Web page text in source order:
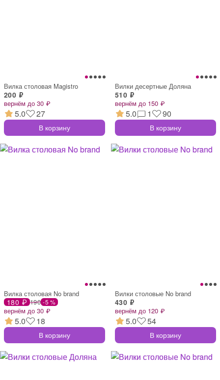
Вилка столовая Magistro
200 ₽
вернём до 30 ₽
5.0 27
В корзину
Вилки десертные Доляна
510 ₽
вернём до 150 ₽
5.0 1 90
В корзину
Вилка столовая No brand
180 ₽ 190 -5 %
вернём до 30 ₽
5.0 18
В корзину
Вилки столовые No brand
430 ₽
вернём до 120 ₽
5.0 54
В корзину